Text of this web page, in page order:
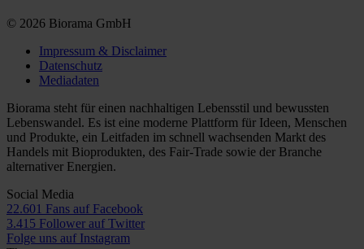
© 2026 Biorama GmbH
Impressum & Disclaimer
Datenschutz
Mediadaten
Biorama steht für einen nachhaltigen Lebensstil und bewussten
Lebenswandel. Es ist eine moderne Plattform für Ideen, Menschen
und Produkte, ein Leitfaden im schnell wachsenden Markt des
Handels mit Bioprodukten, des Fair-Trade sowie der Branche
alternativer Energien.
Social Media
22.601 Fans auf Facebook
3.415 Follower auf Twitter
Folge uns auf Instagram